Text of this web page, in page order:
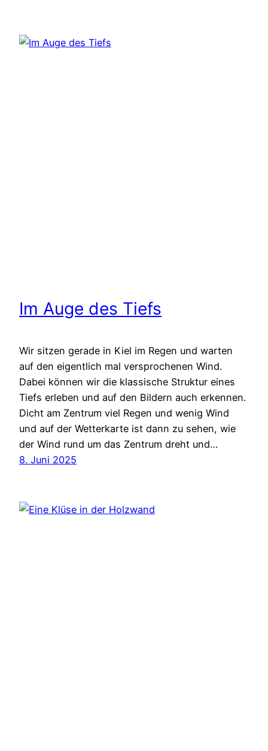
Im Auge des Tiefs
Wir sitzen gerade in Kiel im Regen und warten
auf den eigentlich mal versprochenen Wind.
Dabei können wir die klassische Struktur eines
Tiefs erleben und auf den Bildern auch erkennen.
Dicht am Zentrum viel Regen und wenig Wind
und auf der Wetterkarte ist dann zu sehen, wie
der Wind rund um das Zentrum dreht und…
8. Juni 2025